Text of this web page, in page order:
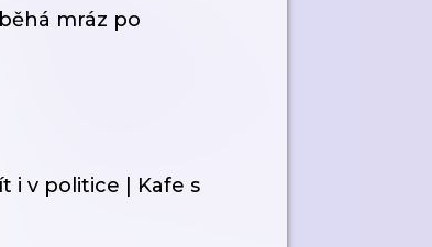
mráz po
i v politice | Kafe s